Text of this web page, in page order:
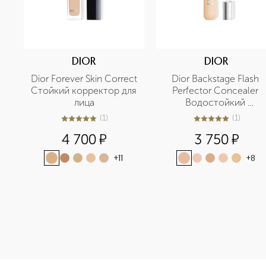
DIOR
Dior Forever Skin Correct
Стойкий корректор для
лица
5из 51 (1)
4 700¤
+11
DIOR
Dior Backstage Flash
Perfector Concealer
Водостойкий
корректор для лица и
5из 51 (1)
3 750¤
+8